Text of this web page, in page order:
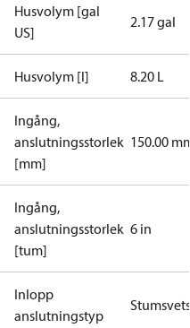
Husvolym [gal
US]
2.17 gal
Husvolym [l] 8.20 L
Ingång,
anslutningsstorlek
[mm]
150.00 mm
Ingång,
anslutningsstorlek
[tum]
6 in
Inlopp
anslutningstyp